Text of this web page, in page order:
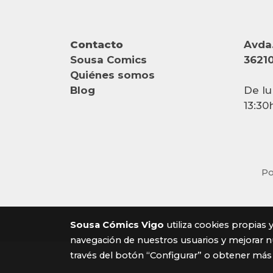
Contacto
Sousa Comics
Quiénes somos
Blog
De
Sousa Cómics Vigo utiliza cookies propias
navegación de nuestros usuarios y mejorar
través del botón “Configurar” o obtener